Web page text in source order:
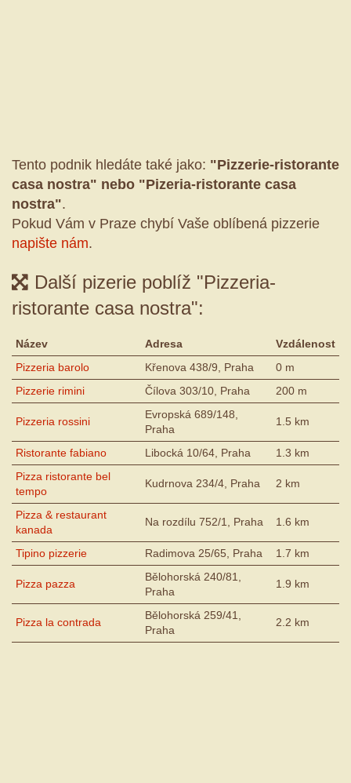
Tento podnik hledáte také jako: "Pizzerie-ristorante
casa nostra" nebo "Pizeria-ristorante casa
nostra".
Pokud Vám v Praze chybí Vaše oblíbená pizzerie
napište nám.
Další pizerie poblíž "Pizzeria-
ristorante casa nostra":
Název Adresa
Vzdálenost
Pizzeria barolo
Křenova 438/9, Praha
0 m
Pizzerie rimini
Čílova 303/10, Praha 200 m
Pizzeria rossini
Evropská 689/148,
Praha
1.5 km
Ristorante fabiano Libocká 10/64, Praha
1.3 km
Pizza ristorante bel
tempo
Kudrnova 234/4, Praha 2 km
Pizza & restaurant
kanada
Na rozdílu 752/1, Praha 1.6 km
Tipino pizzerie Radimova 25/65, Praha 1.7 km
Pizza pazza
Bělohorská 240/81,
Praha
1.9 km
Pizza la contrada
Bělohorská 259/41,
Praha
2.2 km